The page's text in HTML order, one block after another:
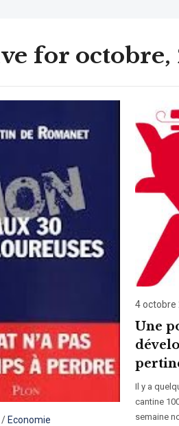
for octobre,
/ Economie
4 octobre
Une
Il y a
cantine
semaine